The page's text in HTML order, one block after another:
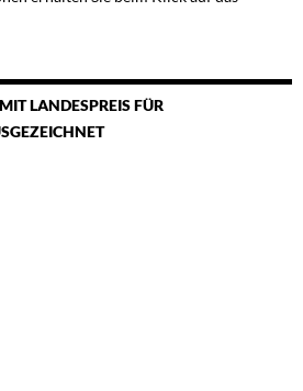
LANDESPREIS FÜR